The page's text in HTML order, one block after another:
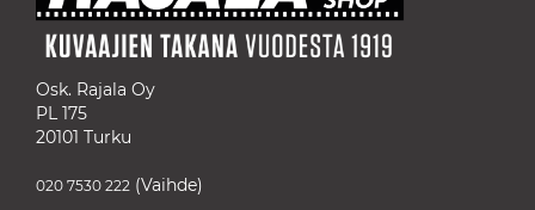
Osk. Rajala Oy
PL 175
20101 Turku
020 7530 222 (Vaihde)